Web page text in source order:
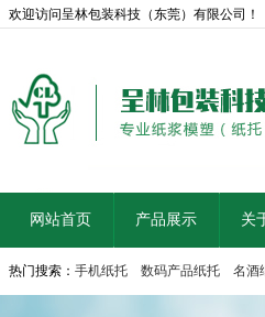
欢迎访问呈林包装科技（东莞）有限公司！
网站首页 产品展示 关
热门搜索： 手机纸托 数码产品纸托 名酒